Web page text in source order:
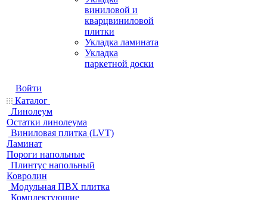
виниловой и
кварцвиниловой
плитки
Укладка ламината
Укладка
паркетной доски
Войти
Каталог
Линолеум
Остатки линолеума
Виниловая плитка (LVT)
Ламинат
Пороги напольные
Плинтус напольный
Ковролин
Модульная ПВХ плитка
Комплектующие